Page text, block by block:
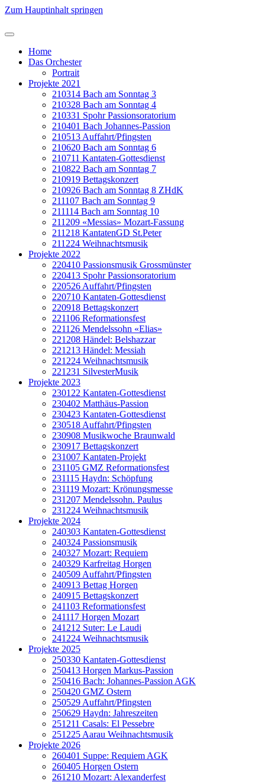
Zum Hauptinhalt springen
Home
Das Orchester
Portrait
Projekte 2021
210314 Bach am Sonntag 3
210328 Bach am Sonntag 4
210331 Spohr Passionsoratorium
210401 Bach Johannes-Passion
210513 Auffahrt/Pfingsten
210620 Bach am Sonntag 6
210711 Kantaten-Gottesdienst
210822 Bach am Sonntag 7
210919 Bettagskonzert
210926 Bach am Sonntag 8 ZHdK
211107 Bach am Sonntag 9
211114 Bach am Sonntag 10
211209 «Messias» Mozart-Fassung
211218 KantatenGD St.Peter
211224 Weihnachtsmusik
Projekte 2022
220410 Passionsmusik Grossmünster
220413 Spohr Passionsoratorium
220526 Auffahrt/Pfingsten
220710 Kantaten-Gottesdienst
220918 Bettagskonzert
221106 Reformationsfest
221126 Mendelssohn «Elias»
221208 Händel: Belshazzar
221213 Händel: Messiah
221224 Weihnachtsmusik
221231 SilvesterMusik
Projekte 2023
230122 Kantaten-Gottesdienst
230402 Matthäus-Passion
230423 Kantaten-Gottesdienst
230518 Auffahrt/Pfingsten
230908 Musikwoche Braunwald
230917 Bettagskonzert
231007 Kantaten-Projekt
231105 GMZ Reformationsfest
231115 Haydn: Schöpfung
231119 Mozart: Krönungsmesse
231207 Mendelssohn. Paulus
231224 Weihnachtsmusik
Projekte 2024
240303 Kantaten-Gottesdienst
240324 Passionsmusik
240327 Mozart: Requiem
240329 Karfreitag Horgen
240509 Auffahrt/Pfingsten
240913 Bettag Horgen
240915 Bettagskonzert
241103 Reformationsfest
241117 Horgen Mozart
241212 Suter: Le Laudi
241224 Weihnachtsmusik
Projekte 2025
250330 Kantaten-Gottesdienst
250413 Horgen Markus-Passion
250416 Bach: Johannes-Passion AGK
250420 GMZ Ostern
250529 Auffahrt/Pfingsten
250629 Haydn: Jahreszeiten
251211 Casals: El Pessebre
251225 Aarau Weihnachtsmusik
Projekte 2026
260401 Suppe: Requiem AGK
260405 Horgen Ostern
261210 Mozart: Alexanderfest